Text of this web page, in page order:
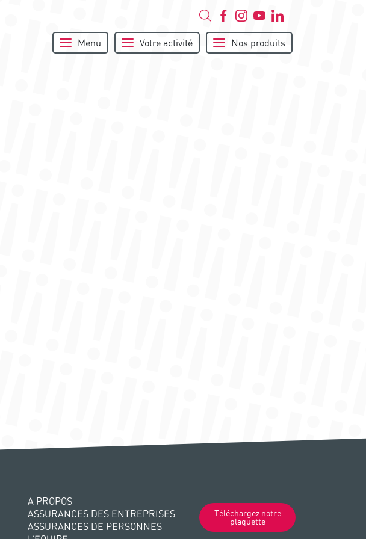
Menu Votre activité Nos produits
A PROPOS
ASSURANCES DES ENTREPRISES
ASSURANCES DE PERSONNES
Téléchargez notre
plaquette